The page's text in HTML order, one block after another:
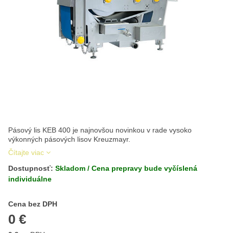
Pásový lis KEB 400 je najnovšou novinkou v rade vysoko
výkonných pásových lisov Kreuzmayr.
Čítajte viac
Dostupnosť: Skladom / Cena prepravy bude vyčíslená
individuálne
Cena bez DPH
0 €
Cena s DPH